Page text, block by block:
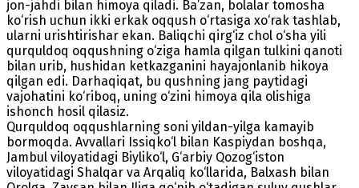
jon-jahdi bilan himoya qiladi. Ba’zan, bolalar tomosha
ko‘rish uchun ikki erkak oqqush o‘rtasiga xo‘rak tashlab,
ularni urishtirishar ekan. Baliqchi qirg‘iz chol o‘sha yili
qurquldoq oqqushning o‘ziga hamla qilgan tulkini qanoti
bilan urib, hushidan ketkazganini hayajonlanib hikoya
qilgan edi. Darhaqiqat, bu qushning jang paytidagi
vajohatini ko‘riboq, uning o‘zini himoya qila olishiga
ishonch hosil qilasiz.
Qurquldoq oqqushlarning soni yildan-yilga kamayib
bormoqda. Avvallari Issiqko‘l bilan Kaspiydan boshqa,
Jambul viloyatidagi Biyliko‘l, G‘arbiy Qozog‘iston
viloyatidagi Shalqar va Arqaliq ko‘llarida, Balxash bilan